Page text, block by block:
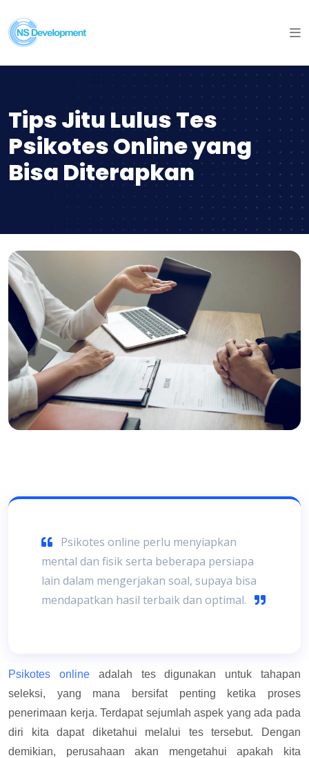
Tips Jitu Lulus Tes
Psikotes Online yang
Bisa Diterapkan
Psikotes online perlu menyiapkan
mental dan fisik serta beberapa persiapa
lain dalam mengerjakan soal, supaya bisa
mendapatkan hasil terbaik dan optimal.
Psikotes onlineadalah tes digunakan untuk tahapan
seleksi, yang mana bersifat penting ketika proses
penerimaan kerja. Terdapat sejumlah aspek yang ada pada
diri kita dapat diketahui melalui tes tersebut. Dengan
demikian, perusahaan akan mengetahui apakah kita